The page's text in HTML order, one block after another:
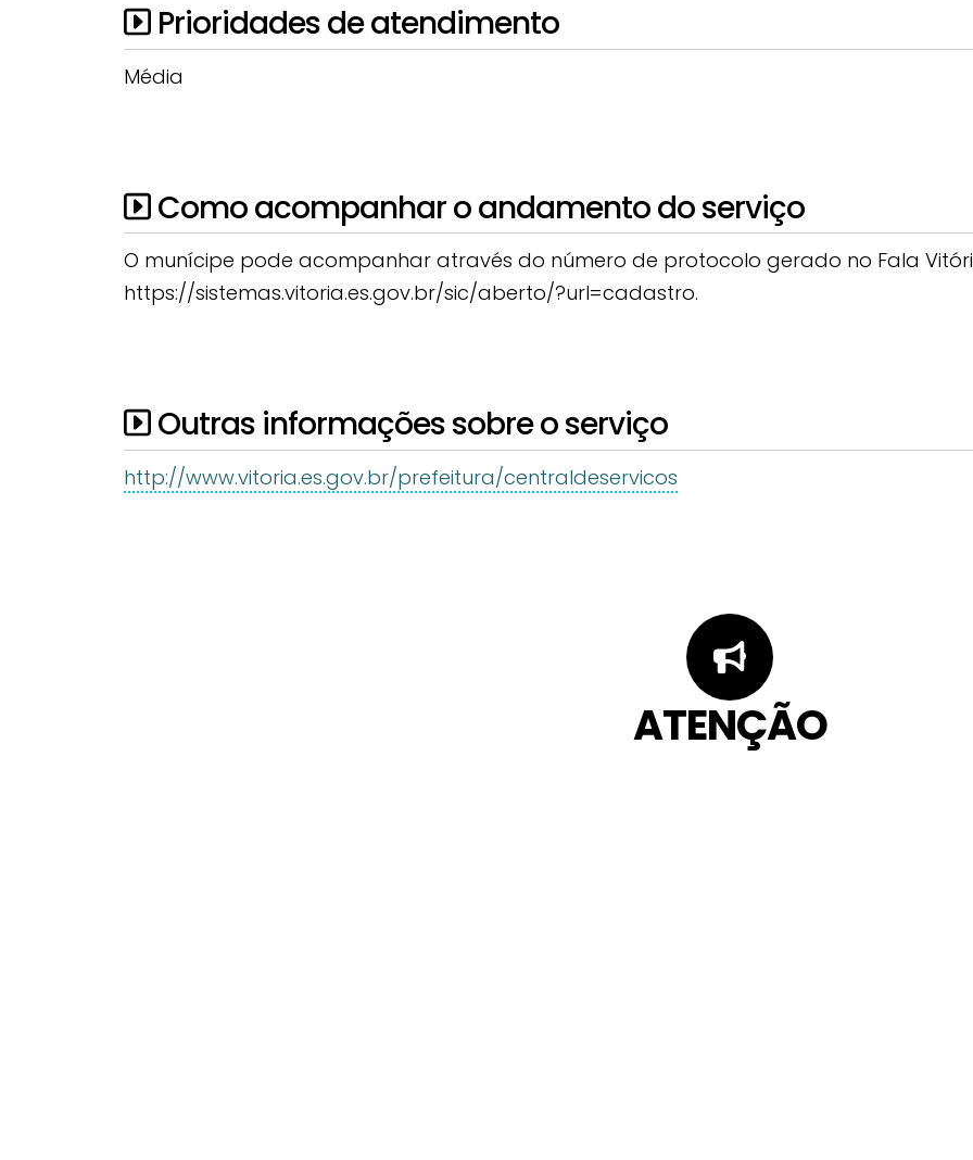
Prioridades de atendimento
Média
Como acompanhar o andamento do serviço
O munícipe pode acompanhar através do número de protocolo gerado no Fala
https://sistemas.vitoria.es.gov.br/sic/aberto/?url=cadastro.
Outras informações sobre o serviço
http://www.vitoria.es.gov.br/prefeitura/centraldeservicos
ATENÇÃO